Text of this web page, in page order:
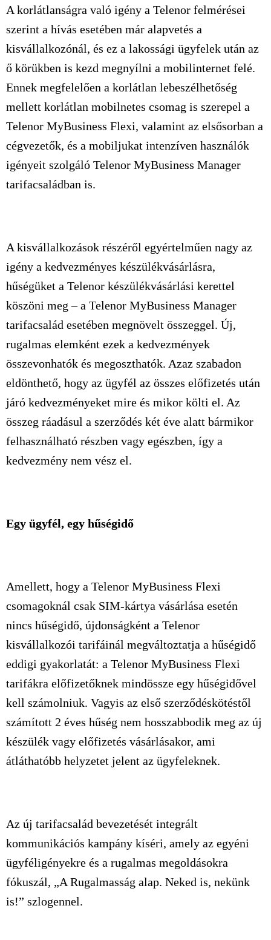
A korlátlanságra való igény a Telenor felmérései
szerint a hívás esetében már alapvetés a
kisvállalkozónál, és ez a lakossági ügyfelek után az
ő körükben is kezd megnyílni a mobilinternet felé.
Ennek megfelelően a korlátlan lebeszélhetőség
mellett korlátlan mobilnetes csomag is szerepel a
Telenor MyBusiness Flexi, valamint az elsősorban a
cégvezetők, és a mobiljukat intenzíven használók
igényeit szolgáló Telenor MyBusiness Manager
tarifacsaládban is.
A kisvállalkozások részéről egyértelműen nagy az
igény a kedvezményes készülékvásárlásra,
hűségüket a Telenor készülékvásárlási kerettel
köszöni meg – a Telenor MyBusiness Manager
tarifacsalád esetében megnövelt összeggel. Új,
rugalmas elemként ezek a kedvezmények
összevonhatók és megoszthatók. Azaz szabadon
eldönthető, hogy az ügyfél az összes előfizetés után
járó kedvezményeket mire és mikor költi el. Az
összeg ráadásul a szerződés két éve alatt bármikor
felhasználható részben vagy egészben, így a
kedvezmény nem vész el.
Egy ügyfél, egy hűségidő
Amellett, hogy a Telenor MyBusiness Flexi
csomagoknál csak SIM-kártya vásárlása esetén
nincs hűségidő, újdonságként a Telenor
kisvállalkozói tarifáinál megváltoztatja a hűségidő
eddigi gyakorlatát: a Telenor MyBusiness Flexi
tarifákra előfizetőknek mindössze egy hűségidővel
kell számolniuk. Vagyis az első szerződéskötéstől
számított 2 éves hűség nem hosszabbodik meg az új
készülék vagy előfizetés vásárlásakor, ami
átláthatóbb helyzetet jelent az ügyfeleknek.
Az új tarifacsalád bevezetését integrált
kommunikációs kampány kíséri, amely az egyéni
ügyféligényekre és a rugalmas megoldásokra
fókuszál, „A Rugalmasság alap. Neked is, nekünk
is!” szlogennel.